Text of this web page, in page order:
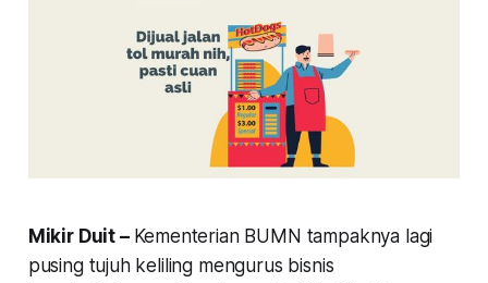
Mikir Duit – Kementerian BUMN tampaknya lagi
pusing tujuh keliling mengurus bisnis